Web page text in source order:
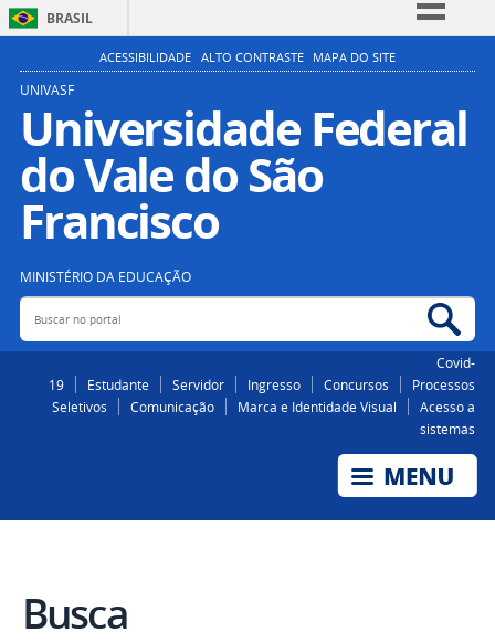
BRASIL
Simplifique!
Participe
Acesso à informação
Legislação
ACESSIBILIDADE ALTO CONTRASTE MAPA DO SITE
UNIVASF
Universidade Federal
do Vale do São
Francisco
MINISTÉRIO DA EDUCAÇÃO
Buscar no portal
Covid-
19
Estudante Servidor Ingresso Concursos
Processos
Seletivos
Comunicação Marca e Identidade Visual
Acesso a
sistemas
Busca